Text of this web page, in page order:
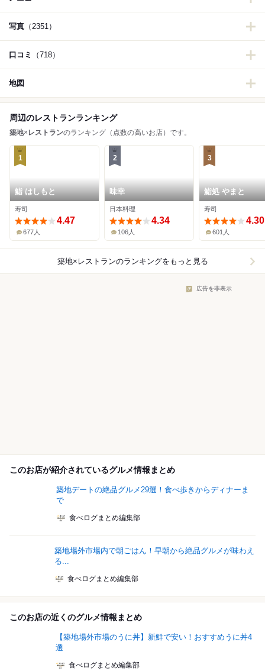
写真 （2351）
口コミ （718）
地図
周辺のレストランランキング
築地× レストランのランキング（点数の高いお店）です。
1
鮨 はしもと
寿司
4.47
677人
2
味幸
日本料理
4.34
106人
3
鮨処 やまと
寿司
4.30
601人
築地×レストランのランキングをもっと見る
広告を非表示
このお店が紹介されているグルメ情報まとめ
築地デートの絶品グルメ29選！食べ歩きからディナーま
で
食べログまとめ編集部
築地場外市場内で朝ごはん！早朝から絶品グルメが味わえ
る...
食べログまとめ編集部
このお店の近くのグルメ情報まとめ
【築地場外市場のうに丼】新鮮で安い！おすすめうに丼4
選
食べログまとめ編集部